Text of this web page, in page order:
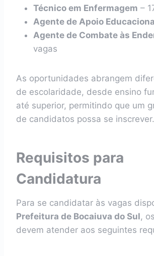
Técnico em Enfermagem –
Agente de Apoio
Agente de Combate às
vagas
As oportunidades abrangem
de escolaridade, desde ensino
até superior, permitindo que um
de candidatos possa se inscrever.
Requisitos para
Candidatura
Para se candidatar às vagas
Prefeitura de Bocaiuva do Sul,
devem atender aos seguintes